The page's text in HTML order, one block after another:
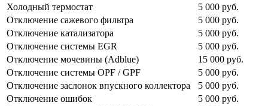
Холодный термостат
5 000 руб.
Отключение сажевого фильтра
5 000 руб.
Отключение катализатора
5 000 руб.
Отключение системы EGR
5 000 руб.
Отключение мочевины (Adblue)
15 000 руб.
Отключение системы OPF / GPF
5 000 руб.
Отключение заслонок впускного коллектора
5 000 руб.
Отключение ошибок
5 000 руб.